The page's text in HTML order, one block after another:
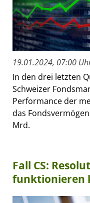
19.01.2024, 07:00
In den drei letzten
Schweizer
Performance der
das
Mrd.
Fall CS:
funktionieren